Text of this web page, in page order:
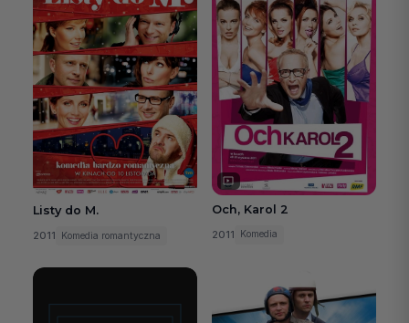
Listy do M.
2011 Komedia romantyczna
Och, Karol 2
2011 Komedia